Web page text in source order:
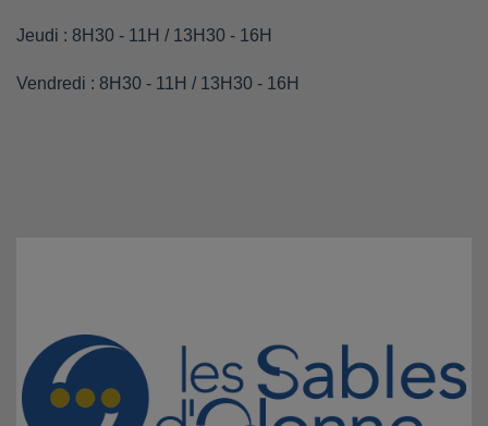
Jeudi : 8H30 - 11H / 13H30 - 16H
Vendredi : 8H30 - 11H / 13H30 - 16H